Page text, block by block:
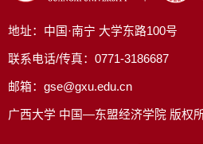
地址：中国·南宁 大学东路100号
联系电话/传真：0771-3186687
邮箱：gse@gxu.edu.cn
广西大学 中国—东盟经济学院 版权